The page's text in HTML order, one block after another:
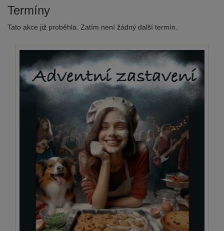
Termíny
Tato akce již proběhla. Zatím není žádný další termín.